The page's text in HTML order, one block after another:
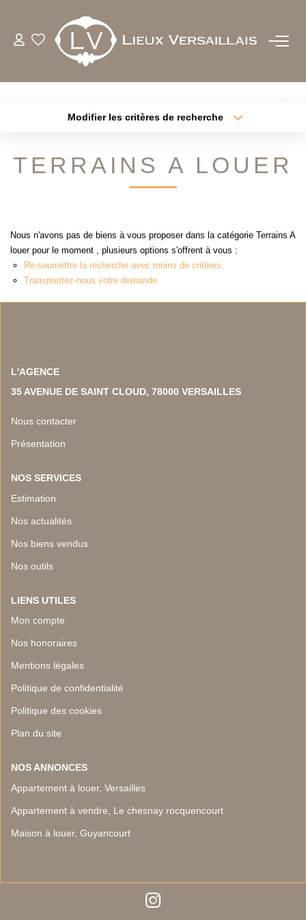
LOUER
BIENS VENDUS
NOTRE AGENCE
QUI SOMMES-NOUS
Modifier les critères de recherche
Sélectionnez...
Type de bien
Surface min
Créer une alerte
TERRAINS A LOUER
Nous n'avons pas de biens à vous proposer dans la catégorie Terrains A
louer pour le moment , plusieurs options s'offrent à vous :
Re-soumettre la recherche avec moins de critères.
Transmettez-nous votre demande
L'AGENCE
35 AVENUE DE SAINT CLOUD, 78000 VERSAILLES
Nous contacter
Présentation
NOS SERVICES
Estimation
Nos actualités
Nos biens vendus
Nos outils
LIENS UTILES
Mon compte
Nos honoraires
Mentions légales
Politique de confidentialité
Politique des cookies
Plan du site
NOS ANNONCES
Appartement à louer, Versailles
Appartement à vendre, Le chesnay rocquencourt
Maison à louer, Guyancourt